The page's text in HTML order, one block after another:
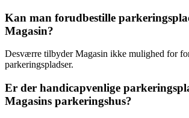
Kan man forudbestille
Magasin?
Desværre tilbyder Magasin ikke mulighed for
parkeringspladser.
Er der handicapvenlige
Magasins parkeringshus?